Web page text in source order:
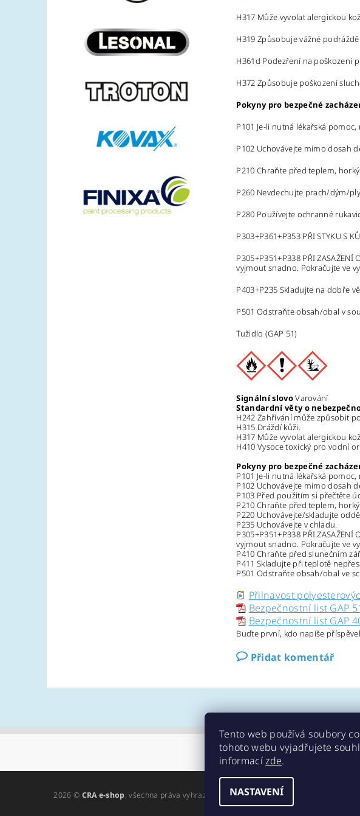
H317 Může vyvolat alergickou
H319 Způsobuje vážné
H361d Podezření na poškození
H372 Způsobuje poškození
Pokyny pro bezpečné
P101 Je-li nutná lékařská
P102 Uchovávejte mimo dosah
P210 Chraňte před teplem,
P260 Nevdechujte prach/dým/
P280 Používejte ochranné
P303+P361+P353 PŘI STYKU S
P305+P351+P338 PŘI
vyjmout snadno. Pokračujte ve
P403+P235 Skladujte na dobře
P501 Odstraňte obsah/obal v
Tužidlo (GAP 51)
Signální slovoVarování
Standardní věty o
H242 Zahřívání může způsobit
H315 Dráždí kůži.
H317 Může vyvolat alergickou
H410 Vysoce toxický pro vodní
Pokyny pro bezpečné
P101 Je-li nutná lékařská
P102 Uchovávejte mimo dosah
P103 Před použitím si přečtěte
P210 Chraňte před teplem,
P220 Uchovávejte/skladujte
P235 Uchovávejte v chladu.
P305+P351+P338 PŘI
vyjmout snadno. Pokračujte ve
P410 Chraňte před slunečním
P411 Skladujte při teplotě
P501 Odstraňte obsah/obal ve
Přilnavost
Bezpečnostní list GAP
Bezpečnostní list GAP
Buďte první, kdo napíše
Přidat komentář
2026 © CRA e-shop, všechna práva vyhrazena
Tento web používá soubory
tohoto webu vyjadřujete
informacízde.
NASTAVENÍ